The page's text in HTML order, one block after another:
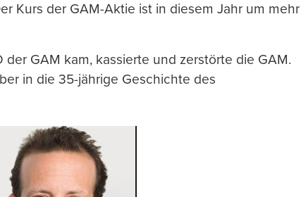
Kurs der GAM-Aktie ist in diesem Jahr um mehr
der GAM kam, kassierte und zerstörte die GAM.
in die 35-jährige Geschichte des